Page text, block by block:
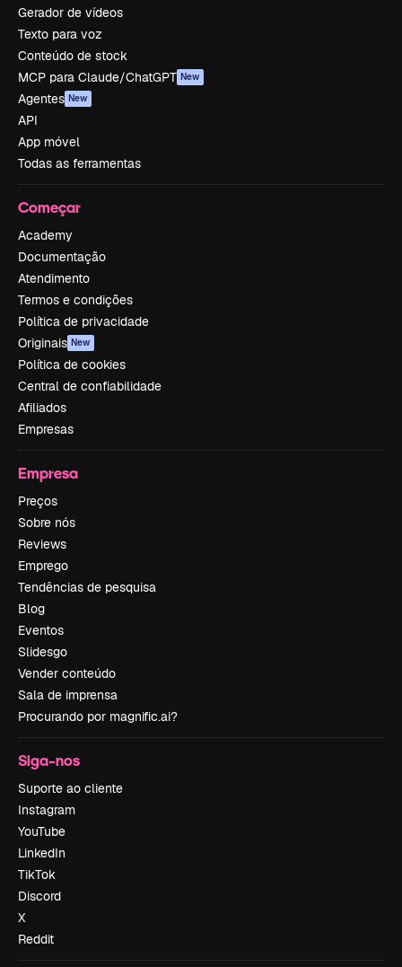
Gerador de vídeos
Texto para voz
Conteúdo de stock
MCP para Claude/ChatGPT New
Agentes New
API
App móvel
Todas as ferramentas
Começar
Academy
Documentação
Atendimento
Termos e condições
Política de privacidade
Originais New
Política de cookies
Central de confiabilidade
Afiliados
Empresas
Empresa
Preços
Sobre nós
Reviews
Emprego
Tendências de pesquisa
Blog
Eventos
Slidesgo
Vender conteúdo
Sala de imprensa
Procurando por magnific.ai?
Siga-nos
Suporte ao cliente
Instagram
YouTube
LinkedIn
TikTok
Discord
X
Reddit